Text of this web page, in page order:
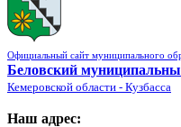
Официальный сайт муниципального
Беловский
Кемеровской области - Кузбасса
Наш адрес: